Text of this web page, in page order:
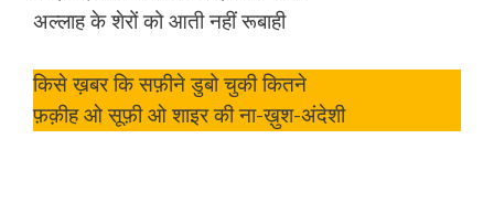
अल्लाह के शेरों को आती नहीं रूबाही
किसे ख़बर कि सफ़ीने डुबो चुकी कितने
फ़क़ीह ओ सूफ़ी ओ शाइर की ना-ख़ुश-अंदेशी